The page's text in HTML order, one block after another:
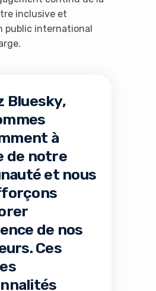
inclusive et
public international
Bluesky,
à
de notre
et nous
de nos
Ces